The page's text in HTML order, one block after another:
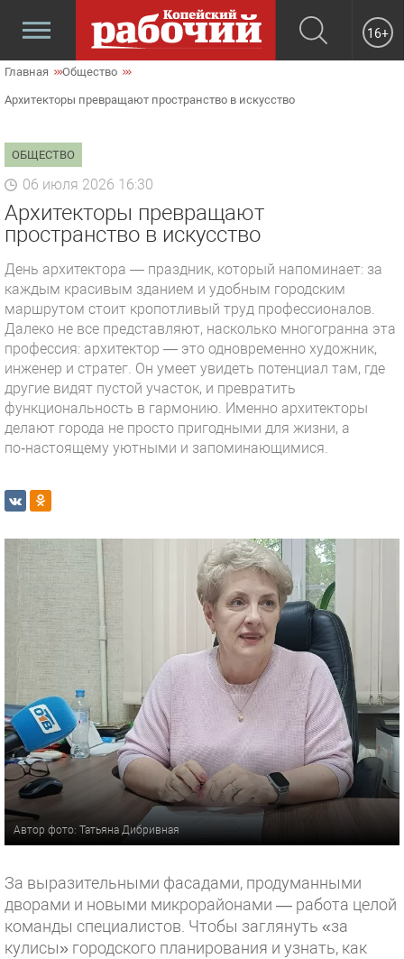
16+
Главная Общество
Архитекторы превращают пространство в искусство
ОБЩЕСТВО
06 июля 2026 16:30
Архитекторы превращают
пространство в искусство
День архитектора — праздник, который напоминает: за
каждым красивым зданием и удобным городским
маршрутом стоит кропотливый труд профессионалов.
Далеко не все представляют, насколько многогранна эта
профессия: архитектор — это одновременно художник,
инженер и стратег. Он умеет увидеть потенциал там, где
другие видят пустой участок, и превратить
функциональность в гармонию. Именно архитекторы
делают города не просто пригодными для жизни, а
по‑настоящему уютными и запоминающимися.
Автор фото: Татьяна Дибривная
За выразительными фасадами, продуманными
дворами и новыми микрорайонами — работа целой
команды специалистов. Чтобы заглянуть «за
кулисы» городского планирования и узнать, как